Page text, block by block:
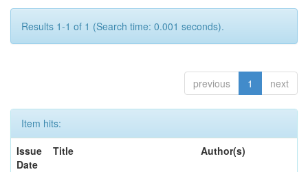
Results 1-1 of 1 (Search time: 0.001 seconds).
previous 1 next
Item hits:
Issue
Date
Title Author(s)